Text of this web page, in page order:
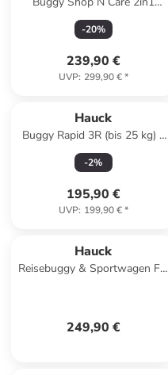
Travel Set - Grey in grau
-20%
239,90 €
UVP: 299,90 €*
Hauck
Buggy Rapid 3R (bis 25 kg) -
Black in blau,gruen
-2%
195,90 €
UVP: 199,90 €*
Hauck
Reisebuggy & Sportwagen Fly
249,90 €